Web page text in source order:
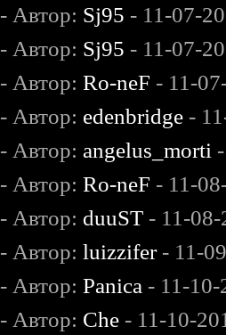
- Автор: Sj95 - 11-07-
- Автор: Sj95 - 11-07-
- Автор:Ro-neF - 11-
- Автор: edenbridge -
- Автор: angelus_morti
- Автор:Ro-neF - 11-
- Автор: duuST - 11-
- Автор:luizzifer- 11-
- Автор:Panica - 11-
- Автор: Che - 11-10-